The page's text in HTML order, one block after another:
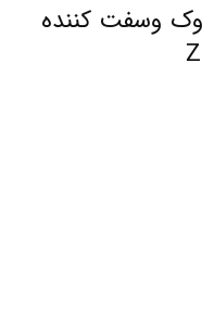
وسفت کننده